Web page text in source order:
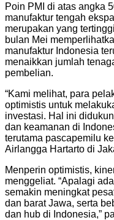
Poin PMI di atas angka
manufaktur tengah
merupakan yang
bulan Mei
manufaktur Indonesia
menaikkan jumlah
pembelian.
“Kami melihat, para
optimistis untuk
investasi. Hal ini
dan keamanan di
terutama pascapemilu
Airlangga Hartarto di
Menperin optimistis,
menggeliat. “Apalagi
semakin meningkat
dan barat Jawa, serta
dan hub di Indonesia,”